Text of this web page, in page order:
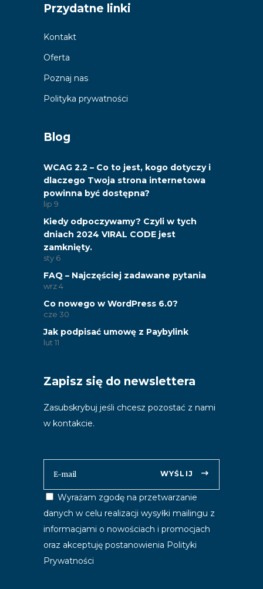
Przydatne linki
Kontakt
Oferta
Poznaj nas
Polityka prywatności
Blog
WCAG 2.2 – Co to jest, kogo dotyczy i
dlaczego Twoja strona internetowa
powinna być dostępna?
lip 9
Kiedy odpoczywamy? Czyli w tych
dniach 2024 VIRAL CODE jest
zamknięty.
sty 6
FAQ – Najczęściej zadawane pytania
wrz4
Co nowego w WordPress 6.0?
cze 30
Jak podpisać umowę z Paybylink
lut 11
Zapisz się do newslettera
Zasubskrybuj jeśli chcesz pozostać z nami
w kontakcie.
WYŚLIJ
Wyrażam zgodę na przetwarzanie
danych w celu realizacji wysyłki mailingu z
informacjami o nowościach i promocjach
oraz akceptuję postanowienia Polityki
Prywatności